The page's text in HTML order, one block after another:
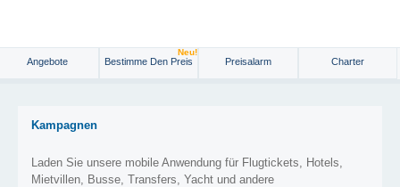
Angebote Bestimme Den Preis
Neu!
Preisalarm Charter
Kampagnen
Laden Sie unsere mobile Anwendung für Flugtickets, Hotels,
Mietvillen, Busse, Transfers, Yacht und andere